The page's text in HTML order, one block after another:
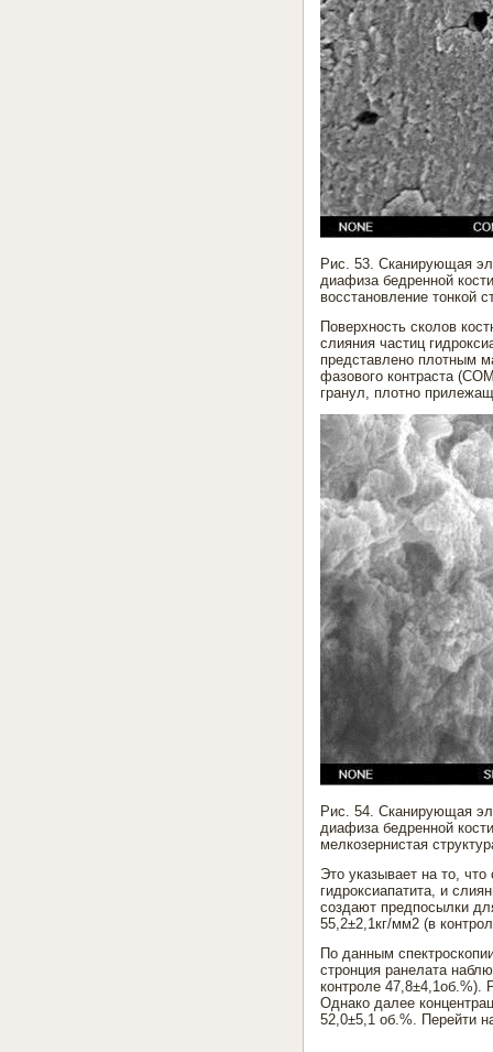
Рис. 53. Сканирующая
диафиза бедренной
восстановление тонкой
Поверхность сколов
слияния частиц
представлено плотным
фазового контраста
гранул, плотно
Рис. 54. Сканирующая
диафиза бедренной
мелкозернистая
Это указывает на то,
гидроксиапатита, и
создают предпосылки
55,2±2,1кг/мм2 (в
По данным
стронция ранелата
контроле 47,8±4,1об.%).
Однако далее
52,0±5,1 об.%. Перейти